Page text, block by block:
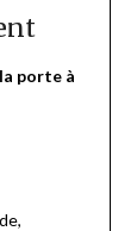
porte à